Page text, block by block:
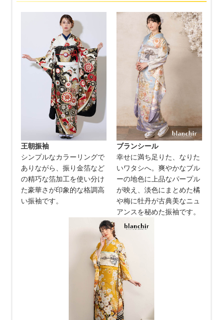
王朝振袖
シンプルなカラーリングで
ありながら、振り金箔など
の精巧な箔加工を使い分け
た豪華さが印象的な格調高
い振袖です。
ブランシール
幸せに満ち足りた、なりた
いワタシへ。爽やかなブル
ーの地色に上品なパープル
が映え、淡色にまとめた橘
や梅に牡丹が古典美なニュ
アンスを秘めた振袖です。